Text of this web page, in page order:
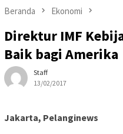
Beranda Ekonomi
Direktur IMF
Baik bagi Amerika
Staff
13/02/2017
Jakarta, Pelanginews